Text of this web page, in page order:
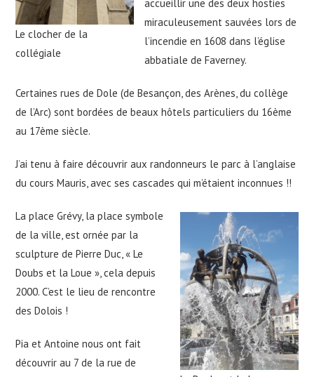
Le clocher de la
collégiale
accueillir une des deux hosties
miraculeusement sauvées lors de
l’incendie en 1608 dans l’église
abbatiale de Faverney.
Certaines rues de Dole (de Besançon, des Arènes, du collège
de l’Arc) sont bordées de beaux hôtels particuliers du 16ème
au 17ème siècle.
J’ai tenu à faire découvrir aux randonneurs le parc à l’anglaise
du cours Mauris, avec ses cascades qui m’étaient inconnues !!
La place Grévy, la place symbole
de la ville, est ornée par la
sculpture de Pierre Duc, « Le
Doubs et la Loue », cela depuis
2000. C’est le lieu de rencontre
des Dolois !
Pia et Antoine nous ont fait
découvrir au 7 de la rue de